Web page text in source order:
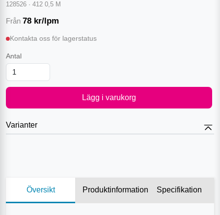
128526 · 412 0,5 M
Från 78 kr/lpm
Kontakta oss för lagerstatus
Antal
Lägg i varukorg
Varianter
Översikt Produktinformation Specifikation